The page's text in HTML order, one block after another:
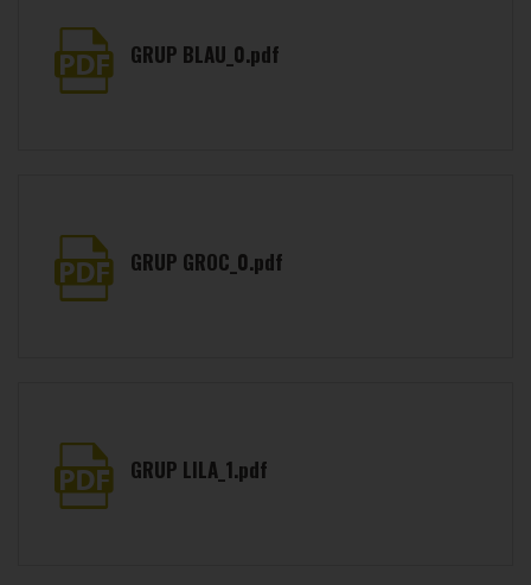
GRUP BLAU_0.pdf
GRUP GROC_0.pdf
GRUP LILA_1.pdf